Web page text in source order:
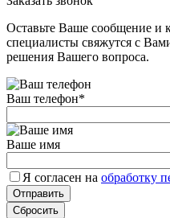
Оставьте Ваше сообщение и
специалисты свяжутся с
решения Вашего вопроса.
Ваш телефон*
Ваше имя
Я согласен на обработку